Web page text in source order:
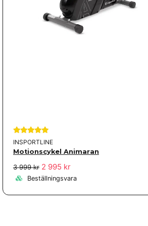
INSPORTLINE
Motionscykel Animaran
3 999 kr 2 995 kr
Beställningsvara